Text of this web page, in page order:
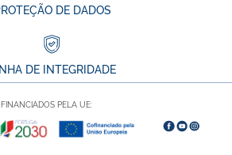
DE DADOS
DE INTEGRIDADE
PELA UE: